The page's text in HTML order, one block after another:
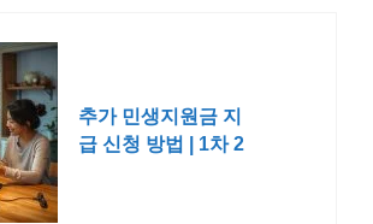
추가 민생지원금 지
급 신청 방법 | 1차 2